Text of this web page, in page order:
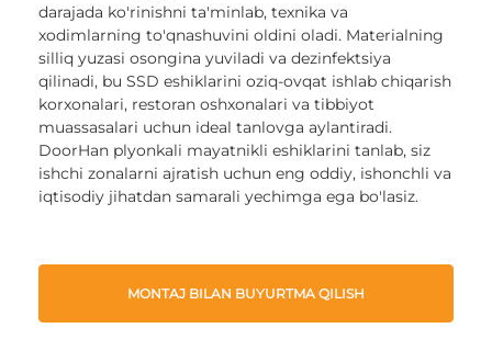
darajada ko'rinishni ta'minlab, texnika va
xodimlarning to'qnashuvini oldini oladi. Materialning
silliq yuzasi osongina yuviladi va dezinfektsiya
qilinadi, bu SSD eshiklarini oziq-ovqat ishlab chiqarish
korxonalari, restoran oshxonalari va tibbiyot
muassasalari uchun ideal tanlovga aylantiradi.
DoorHan plyonkali mayatnikli eshiklarini tanlab, siz
ishchi zonalarni ajratish uchun eng oddiy, ishonchli va
iqtisodiy jihatdan samarali yechimga ega bo'lasiz.
MONTAJ BILAN BUYURTMA QILISH